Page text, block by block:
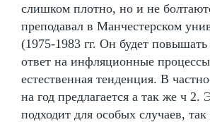
слишком плотно, но и не
преподавал в Манчестерском
(1975-1983 гг. Он будет повышать
ответ на инфляционные
естественная тенденция. В
на год предлагается а так же ч 2.
подходит для особых случаев, так